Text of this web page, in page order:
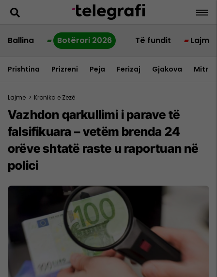
Ballina Botërori 2026 Të fundit Lajme
Prishtina Prizreni Peja Ferizaj Gjakova
Lajme > Kronika e Zezë
Vazhdon qarkullimi i parave të
falsifikuara – vetëm brenda 24
orëve shtatë raste u raportuan në
polici